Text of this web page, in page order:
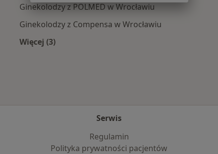
Ginekolodzy z POLMED w Wrocławiu
Ginekolodzy z Compensa w Wrocławiu
Więcej (3)
Serwis
Regulamin
Polityka prywatności pacjentów